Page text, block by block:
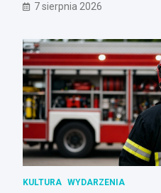
7 sierpnia 2026
KULTURA WYDARZENIA